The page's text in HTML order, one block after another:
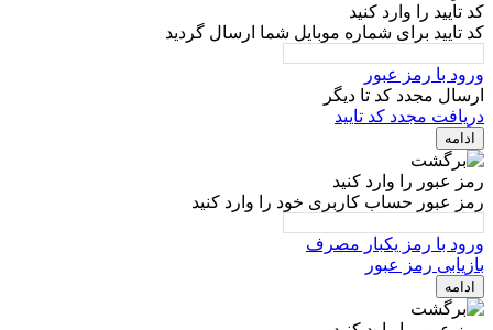
کد تایید را وارد کنید
کد تایید برای شماره موبایل شما ارسال گردید
ورود با رمز عبور
ارسال مجدد کد تا دیگر
دریافت مجدد کد تایید
ادامه
رمز عبور را وارد کنید
رمز عبور حساب کاربری خود را وارد کنید
ورود با رمز یکبار مصرف
بازیابی رمز عبور
ادامه